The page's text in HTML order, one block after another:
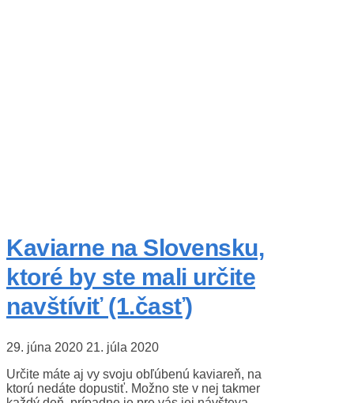
Kaviarne na Slovensku,
ktoré by ste mali určite
navštíviť (1.časť)
29. júna 2020 21. júla 2020
Určite máte aj vy svoju obľúbenú kaviareň, na
ktorú nedáte dopustiť. Možno ste v nej takmer